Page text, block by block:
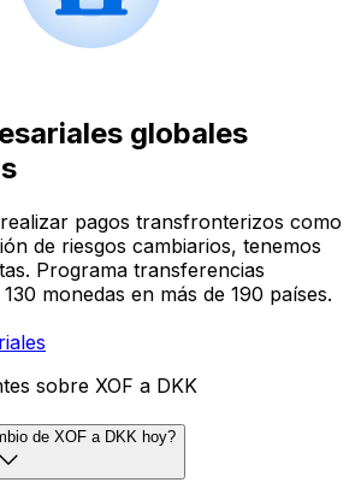
globales
pagos transfronterizos como
de riesgos cambiarios, tenemos
Programa transferencias
monedas en más de 190 países.
sobre XOF a DKK
de XOF a DKK hoy?